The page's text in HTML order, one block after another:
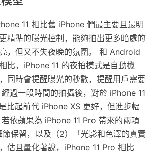
11 相比舊 iPhone 們最主要且最明
精準的曝光控制，能夠拍出更多暗處的
，但又不失夜晚的氛圍。 和 Android
比，iPhone 11 的夜拍模式是自動機
同時會提醒曝光的秒數，提醒用戶需要
過一段時間的拍攝後，對於 iPhone 11
比起前代 iPhone XS 更好，但進步幅
依蘋果為 iPhone 11 Pro 帶來的兩項
節保留，以及（2）「光影和色澤的真實
估且量化著說，iPhone 11 Pro 相比